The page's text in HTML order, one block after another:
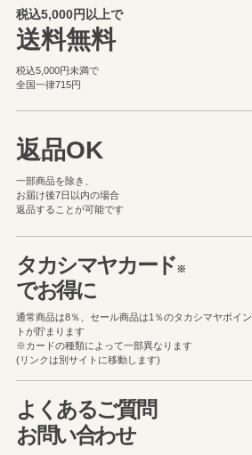
税込5,000円以上で
送料無料
税込5,000円未満で
全国一律715円
返品OK
一部商品を除き、
お届け後7日以内の場合
返品することが可能です
タカシマヤカード※
でお得に
通常商品は8％、セール商品は1％のタカシマヤポイン
トが貯まります
※カードの種類によって一部異なります
(リンクは別サイトに移動します)
よくあるご質問
お問い合わせ